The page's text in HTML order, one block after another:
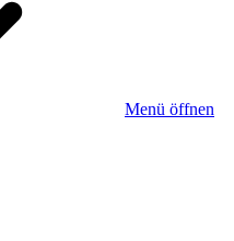
Menü öffnen